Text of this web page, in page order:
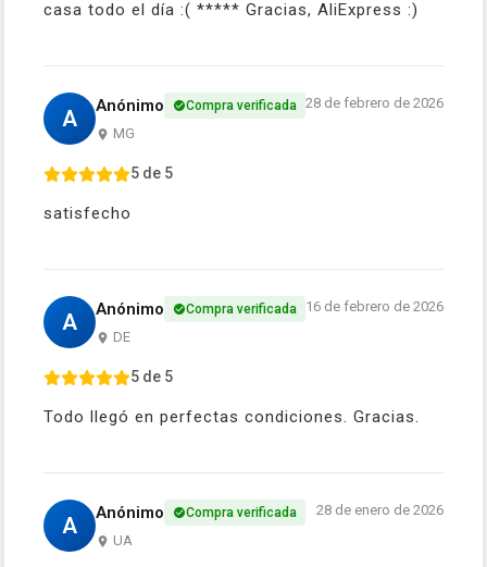
casa todo el día :( ***** Gracias, AliExpress :)
A Anónimo Compra verificada
MG
28 de febrero de 2026
5 de 5
satisfecho
A Anónimo Compra verificada
DE
16 de febrero de 2026
5 de 5
Todo llegó en perfectas condiciones. Gracias.
A Anónimo Compra verificada
UA
28 de enero de 2026